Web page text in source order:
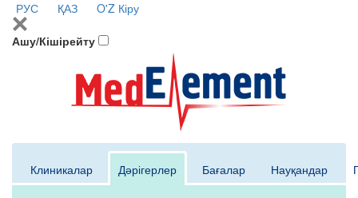
РУС ҚАЗ O'Z Кіру
Ашу/Кішірейту
Клиникалар Дәрігерлер Бағалар Науқандар